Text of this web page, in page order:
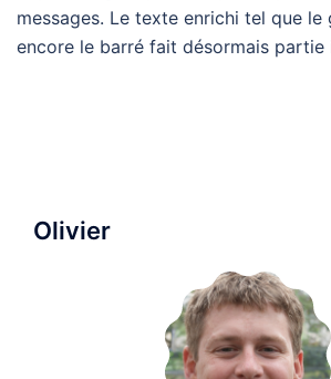
messages. Le texte enrichi tel que le
encore le barré fait désormais
Olivier